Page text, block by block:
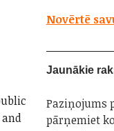
Novērtē
Jaunākie
Paziņojums
pārņemiet